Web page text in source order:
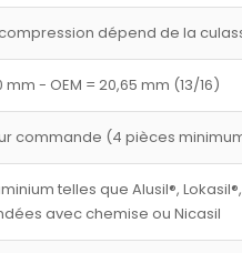
dépend de la
- OEM = 20,65 mm (13/16)
commande (4 pièces
telles que Alusil®, Lokasil®,
avec chemise ou Nicasil